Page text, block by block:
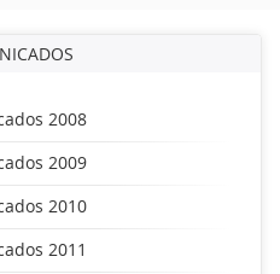
2008
2009
2010
2011